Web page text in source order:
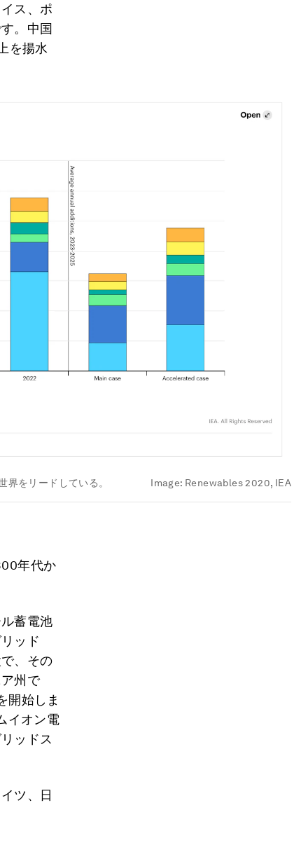
ス、ポ
。中国
を揚水
をリードしている。 Image: Renewables 2020, IEA
年代か
蓄電池
ッド
、その
州で
開始しま
イオン電
ッドス
ツ、日